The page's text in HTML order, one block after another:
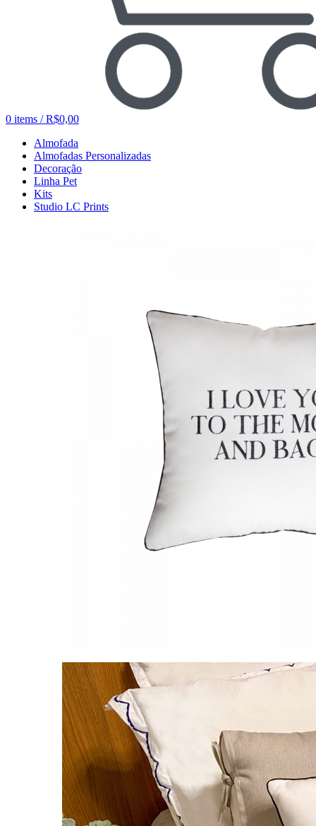
0 items / R$0,00
Almofada
Almofadas Personalizadas
Decoração
Linha Pet
Kits
Studio LC Prints